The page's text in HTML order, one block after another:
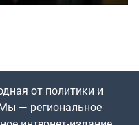
от политики и
— региональное